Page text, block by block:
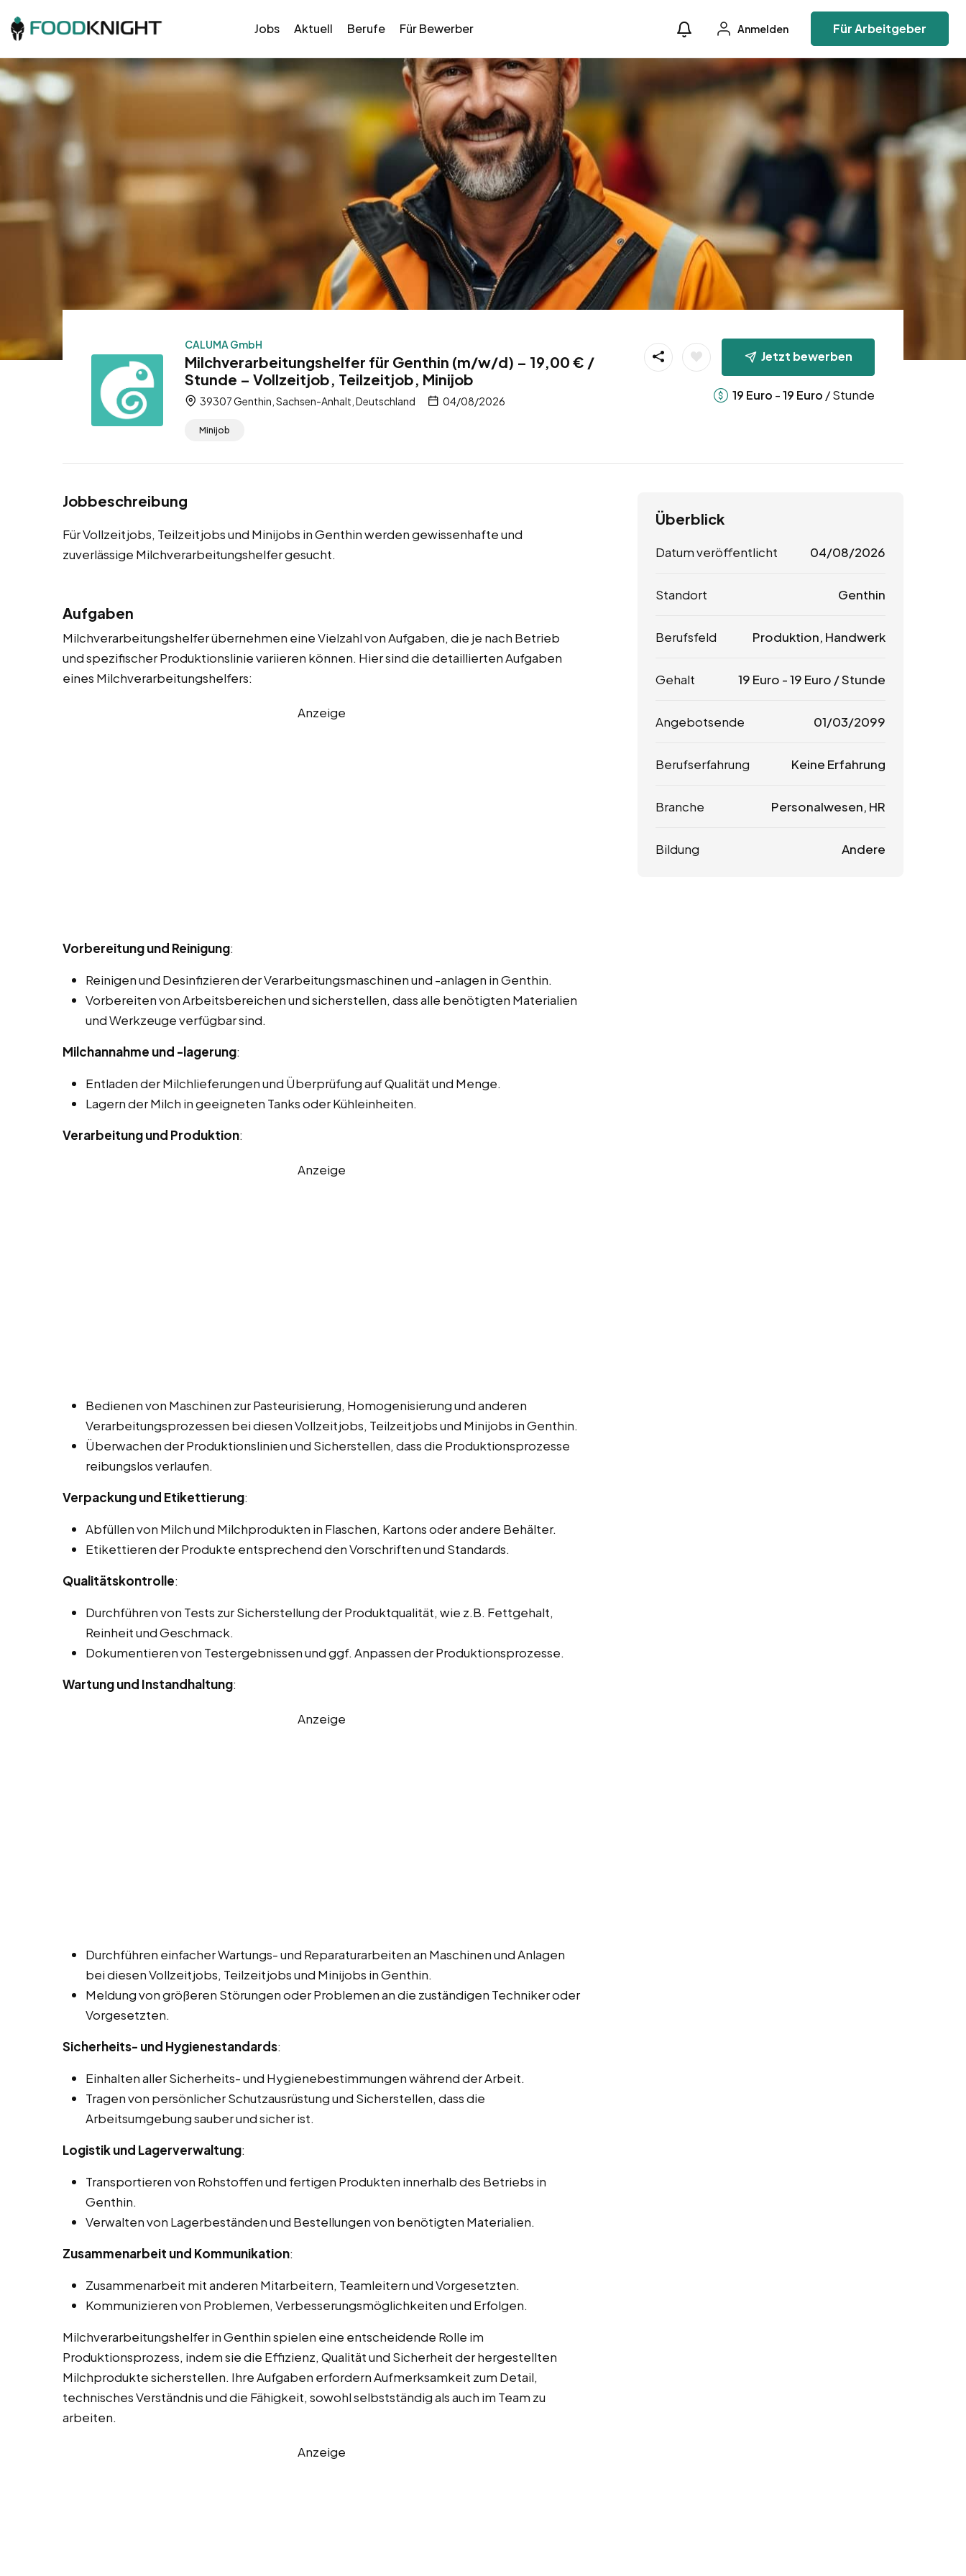
Jobs Aktuell Berufe Für Bewerber Anmelden Für Arbeitgeber
CALUMA GmbH
Milchverarbeitungshelfer für Genthin (m/w/d) – 19,00 € /
Stunde – Vollzeitjob, Teilzeitjob, Minijob
39307 Genthin, Sachsen-Anhalt, Deutschland 04/08/2026
Minijob
Jetzt bewerben
19 Euro -19 Euro / Stunde
Jobbeschreibung
Für Vollzeitjobs, Teilzeitjobs und Minijobs in Genthin werden gewissenhafte und
zuverlässige Milchverarbeitungshelfer gesucht.
Aufgaben
Milchverarbeitungshelfer übernehmen eine Vielzahl von Aufgaben, die je nach Betrieb
und spezifischer Produktionslinie variieren können. Hier sind die detaillierten Aufgaben
eines Milchverarbeitungshelfers:
Anzeige
Vorbereitung und Reinigung:
Reinigen und Desinfizieren der Verarbeitungsmaschinen und -anlagen in Genthin.
Vorbereiten von Arbeitsbereichen und sicherstellen, dass alle benötigten Materialien
und Werkzeuge verfügbar sind.
Milchannahme und -lagerung:
Entladen der Milchlieferungen und Überprüfung auf Qualität und Menge.
Lagern der Milch in geeigneten Tanks oder Kühleinheiten.
Verarbeitung und Produktion:
Anzeige
Bedienen von Maschinen zur Pasteurisierung, Homogenisierung und anderen
Verarbeitungsprozessen bei diesen Vollzeitjobs, Teilzeitjobs und Minijobs in Genthin.
Überwachen der Produktionslinien und Sicherstellen, dass die Produktionsprozesse
reibungslos verlaufen.
Verpackung und Etikettierung:
Abfüllen von Milch und Milchprodukten in Flaschen, Kartons oder andere Behälter.
Etikettieren der Produkte entsprechend den Vorschriften und Standards.
Qualitätskontrolle:
Durchführen von Tests zur Sicherstellung der Produktqualität, wie z.B. Fettgehalt,
Reinheit und Geschmack.
Dokumentieren von Testergebnissen und ggf. Anpassen der Produktionsprozesse.
Wartung und Instandhaltung:
Anzeige
Durchführen einfacher Wartungs- und Reparaturarbeiten an Maschinen und Anlagen
bei diesen Vollzeitjobs, Teilzeitjobs und Minijobs in Genthin.
Meldung von größeren Störungen oder Problemen an die zuständigen Techniker oder
Vorgesetzten.
Sicherheits- und Hygienestandards:
Einhalten aller Sicherheits- und Hygienebestimmungen während der Arbeit.
Tragen von persönlicher Schutzausrüstung und Sicherstellen, dass die
Arbeitsumgebung sauber und sicher ist.
Logistik und Lagerverwaltung:
Transportieren von Rohstoffen und fertigen Produkten innerhalb des Betriebs in
Genthin.
Verwalten von Lagerbeständen und Bestellungen von benötigten Materialien.
Zusammenarbeit und Kommunikation:
Zusammenarbeit mit anderen Mitarbeitern, Teamleitern und Vorgesetzten.
Kommunizieren von Problemen, Verbesserungsmöglichkeiten und Erfolgen.
Milchverarbeitungshelfer in Genthin spielen eine entscheidende Rolle im
Produktionsprozess, indem sie die Effizienz, Qualität und Sicherheit der hergestellten
Milchprodukte sicherstellen. Ihre Aufgaben erfordern Aufmerksamkeit zum Detail,
technisches Verständnis und die Fähigkeit, sowohl selbstständig als auch im Team zu
arbeiten.
Anzeige
Überblick
Datum veröffentlicht 04/08/2026
Standort Genthin
Berufsfeld Produktion, Handwerk
Gehalt 19 Euro -19 Euro / Stunde
Angebotsende 01/03/2099
Berufserfahrung Keine Erfahrung
Branche Personalwesen, HR
Bildung Andere